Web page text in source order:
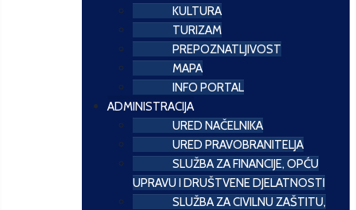
KULTURA
TURIZAM
PREPOZNATLJIVOST
MAPA
INFO PORTAL
ADMINISTRACIJA
URED NAČELNIKA
URED PRAVOBRANITELJA
SLUŽBA ZA FINANCIJE, OPĆU
UPRAVU I DRUŠTVENE DJELATNOSTI
SLUŽBA ZA CIVILNU ZAŠTITU,